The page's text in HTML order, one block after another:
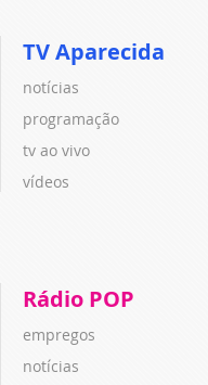
TV Aparecida
notícias
programação
tv ao vivo
vídeos
Rádio POP
empregos
notícias